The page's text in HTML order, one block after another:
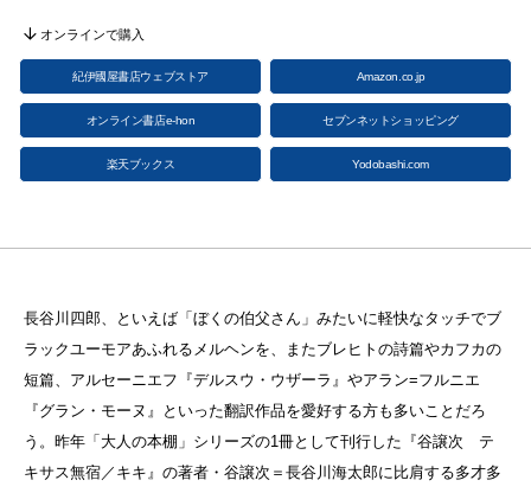
オンラインで購入
紀伊國屋書店ウェブストア Amazon.co.jp
オンライン書店e-hon セブンネットショッピング
楽天ブックス Yodobashi.com
長谷川四郎、といえば「ぼくの伯父さん」みたいに軽快なタッチでブ
ラックユーモアあふれるメルヘンを、またブレヒトの詩篇やカフカの
短篇、アルセーニエフ『デルスウ・ウザーラ』やアラン=フルニエ
『グラン・モーヌ』といった翻訳作品を愛好する方も多いことだろ
う。昨年「大人の本棚」シリーズの1冊として刊行した『谷譲次 テ
キサス無宿／キキ』の著者・谷譲次＝長谷川海太郎に比肩する多才多